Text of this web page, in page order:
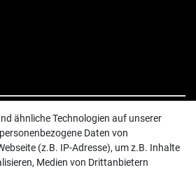
ähnliche Technologien auf unserer
Daten von
(z.B. IP-Adresse), um z.B. Inhalte
Medien von Drittanbietern